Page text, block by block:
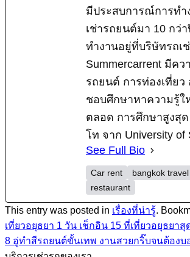
มีประสบการณ์การทำ
เช่ารถยนต์มา 10 กว่
ทำงานอยู่ที่บริษัทรถเ
Summercarrent มีคว
รถยนต์ การท่องเที่ยว
ชอบศึกษาหาความรู้ใ
ตลอด การศึกษาสูงสุ
โท จาก University of
See Full Bio
Car rent bangkok travel
restaurant
This entry was posted in เรื่องที่น่ารู้.
เที่ยวอยุธยา 1 วัน เช็กอิน 15 ที่เที่ยวอยุธยา
8 อู่ทำสีรถยนต์ขั้นเทพ งานสวยกริ๊บจนต้องบ